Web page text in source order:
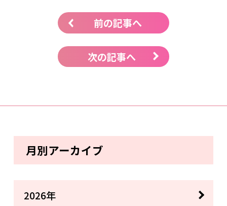
前の記事へ
次の記事へ
月別アーカイブ
2026年